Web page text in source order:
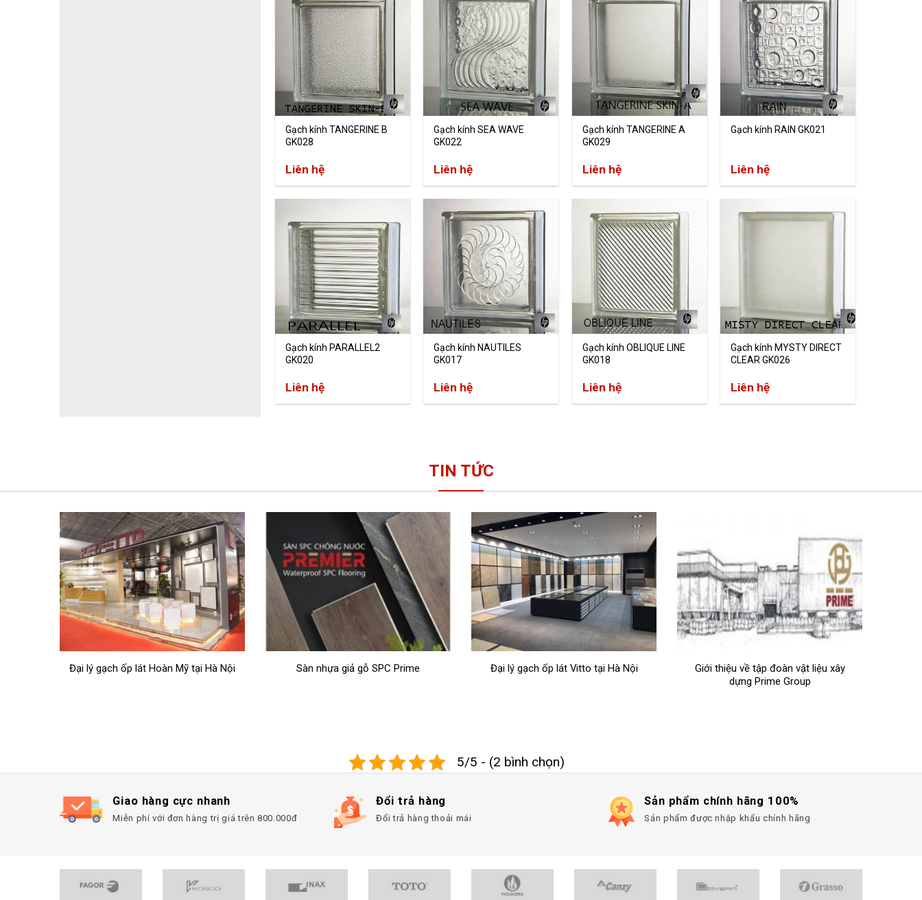
Gạch kính TANGERINE B
GK028
Liên hệ
Gạch kính SEA WAVE
GK022
Liên hệ
Gạch kính TANGERINE A
GK029
Liên hệ
Gạch kính RAIN GK021
Liên hệ
Gạch kính PARALLEL2
GK020
Liên hệ
Gạch kính NAUTILES
GK017
Liên hệ
Gạch kính OBLIQUE LINE
GK018
Liên hệ
Gạch kính MYSTY DIRECT
CLEAR GK026
Liên hệ
TIN TỨC
Sàn nhựa giả gỗ SPC Prime Đại lý gạch ốp lát Vitto tại Hà Nội
Giới thiệu về tập đoàn vật liệu xây
Các mẫu gạch lát nền Prime 60×60
cm đẹp trong năm 2023
5/5 - (2 bình chọn)
Giao hàng cực nhanh
Miễn phí với đơn hàng trị giá trên 800.000đ
Đổi trả hàng
Đổi trả hàng thoải mái
Sản phẩm chính hãng 100%
Sản phẩm được nhập khẩu chính hãng